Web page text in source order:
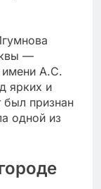
—
имени А.С.
ярких и
был признан
одной из